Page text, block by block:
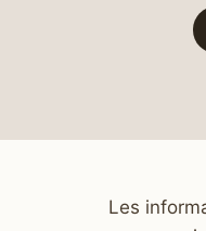
Les